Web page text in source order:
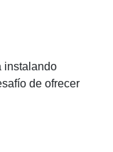
instalando
de ofrecer